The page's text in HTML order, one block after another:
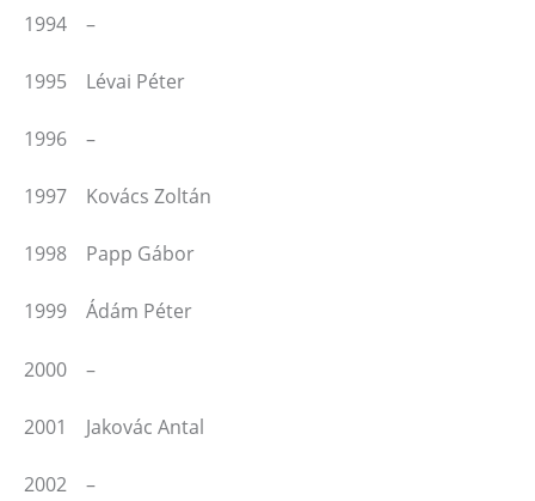
1994 –
1995 Lévai Péter
1996 –
1997 Kovács Zoltán
1998 Papp Gábor
1999 Ádám Péter
2000 –
2001 Jakovác Antal
2002 –